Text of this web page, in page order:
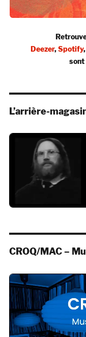
Deezer,Spotify,
sont
L’arrière-
CROQ/MAC –